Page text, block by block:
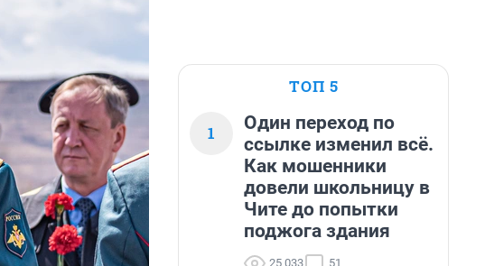
ТОП 5
1
Один переход по
ссылке изменил всё.
Как мошенники
довели школьницу в
Чите до попытки
поджога здания
25 033 51